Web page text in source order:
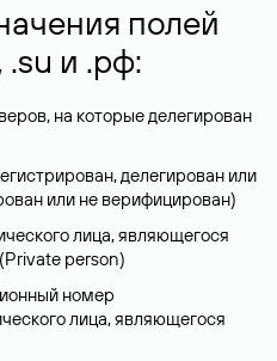
полей
и .рф:
на которые делегирован
делегирован или
или не верифицирован)
лица, являющегося
person)
номер
лица, являющегося